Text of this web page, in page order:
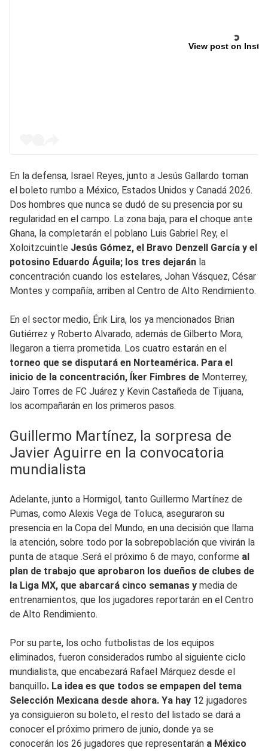
View post on
En la defensa, Israel Reyes, junto a Jesús Gallardo toman
el boleto rumbo a México, Estados Unidos y Canadá 2026.
Dos hombres que nunca se dudó de su presencia por su
regularidad en el campo. La zona baja, para el choque ante
Ghana, la completarán el poblano Luis Gabriel Rey, el
Xoloitzcuintle Jesús Gómez, el Bravo Denzell García y el
potosino Eduardo Águila; los tres dejarán la
concentración cuando los estelares, Johan Vásquez, César
Montes y compañía, arriben al Centro de Alto Rendimiento.
En el sector medio, Érik Lira, los ya mencionados Brian
Gutiérrez y Roberto Alvarado, además de Gilberto Mora,
llegaron a tierra prometida. Los cuatro estarán en el
torneo que se disputará en Norteamérica. Para el
inicio de la concentración, Íker Fimbres de Monterrey,
Jairo Torres de FC Juárez y Kevin Castañeda de Tijuana,
los acompañarán en los primeros pasos.
Guillermo Martínez, la sorpresa de
Javier Aguirre en la convocatoria
mundialista
Adelante, junto a Hormigol, tanto Guillermo Martínez de
Pumas, como Alexis Vega de Toluca, aseguraron su
presencia en la Copa del Mundo, en una decisión que llama
la atención, sobre todo por la sobrepoblación que vivirán la
punta de ataque .Será el próximo 6 de mayo, conforme al
plan de trabajo que aprobaron los dueños de clubes de
la Liga MX, que abarcará cinco semanas y media de
entrenamientos, que los jugadores reportarán en el Centro
de Alto Rendimiento.
Por su parte, los ocho futbolistas de los equipos
eliminados, fueron considerados rumbo al siguiente ciclo
mundialista, que encabezará Rafael Márquez desde el
banquillo. La idea es que todos se empapen del tema
Selección Mexicana desde ahora. Ya hay 12 jugadores
ya consiguieron su boleto, el resto del listado se dará a
conocer el próximo primero de junio, donde ya se
conocerán los 26 jugadores que representarán a México